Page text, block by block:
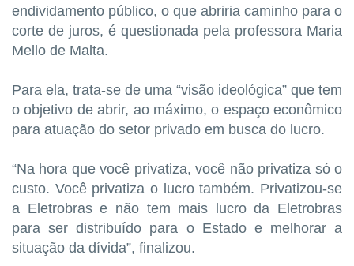
endividamento público, o que abriria caminho para o
corte de juros, é questionada pela professora Maria
Mello de Malta.
Para ela, trata-se de uma “visão ideológica” que tem
o objetivo de abrir, ao máximo, o espaço econômico
para atuação do setor privado em busca do lucro.
“Na hora que você privatiza, você não privatiza só o
custo. Você privatiza o lucro também. Privatizou-se
a Eletrobras e não tem mais lucro da Eletrobras
para ser distribuído para o Estado e melhorar a
situação da dívida”, finalizou.